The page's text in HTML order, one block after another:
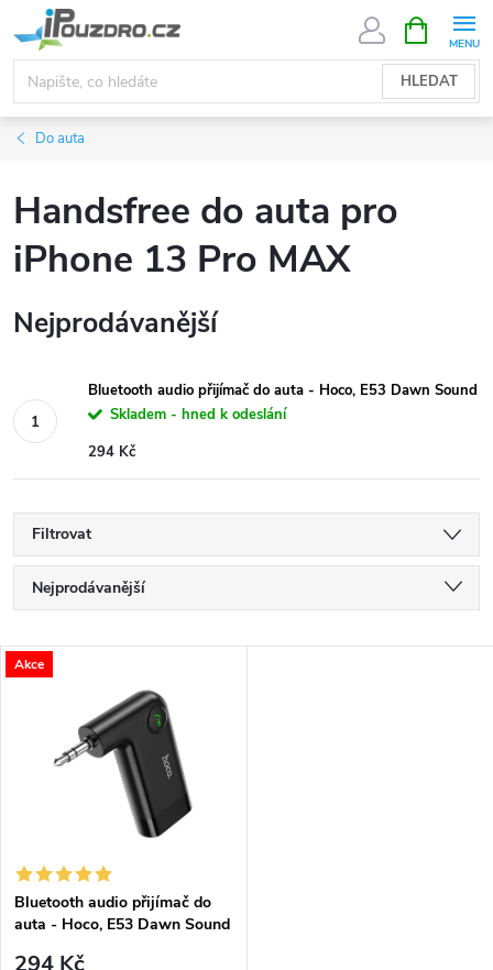
na
obsah
HLEDAT
NÁKUPNÍ
KOŠÍK
Do auta
Handsfree do auta pro
iPhone 13 Pro MAX
Nejprodávanější
Bluetooth audio přijímač do auta - Hoco, E53 Dawn Sound
Skladem - hned k odeslání
294 Kč
Filtrovat
Ř
a
í
p
Nejprodávanější
Nejdražší
Abecedně
V
s
p
Akce
Bluetooth audio přijímač do
auta - Hoco, E53 Dawn Sound